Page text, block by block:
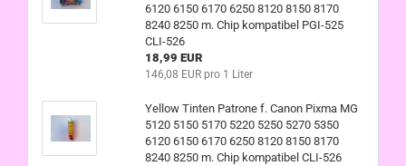
6120 6150 6170 6250 8120 8150 8170
8240 8250 m. Chip kompatibel PGI-525
CLI-526
18,99 EUR
146,08 EUR pro 1 Liter
Yellow Tinten Patrone f. Canon Pixma MG
5120 5150 5170 5220 5250 5270 5350
6120 6150 6170 6250 8120 8150 8170
8240 8250 m. Chip kompatibel CLI-526